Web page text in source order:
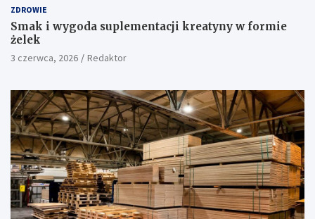
ZDROWIE
Smak i wygoda suplementacji kreatyny w formie
żelek
3 czerwca, 2026 Redaktor